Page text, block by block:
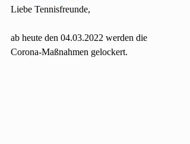
Liebe Tennisfreunde,
ab heute den 04.03.2022 werden die
Corona-Maßnahmen gelockert.